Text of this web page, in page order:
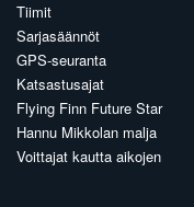
Tiimit
Sarjasäännöt
GPS-seuranta
Katsastusajat
Flying Finn Future Star
Hannu Mikkolan malja
Voittajat kautta aikojen